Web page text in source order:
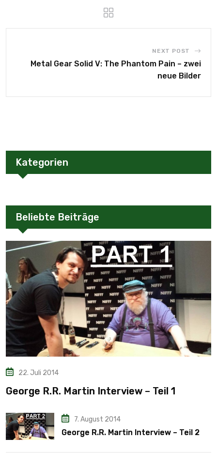
NEXT POST
Metal Gear Solid V: The Phantom Pain – zwei
neue Bilder
Kategorien
Beliebte Beiträge
22. Juli 2014
George R.R. Martin Interview – Teil 1
7. August 2014
George R.R. Martin Interview – Teil 2